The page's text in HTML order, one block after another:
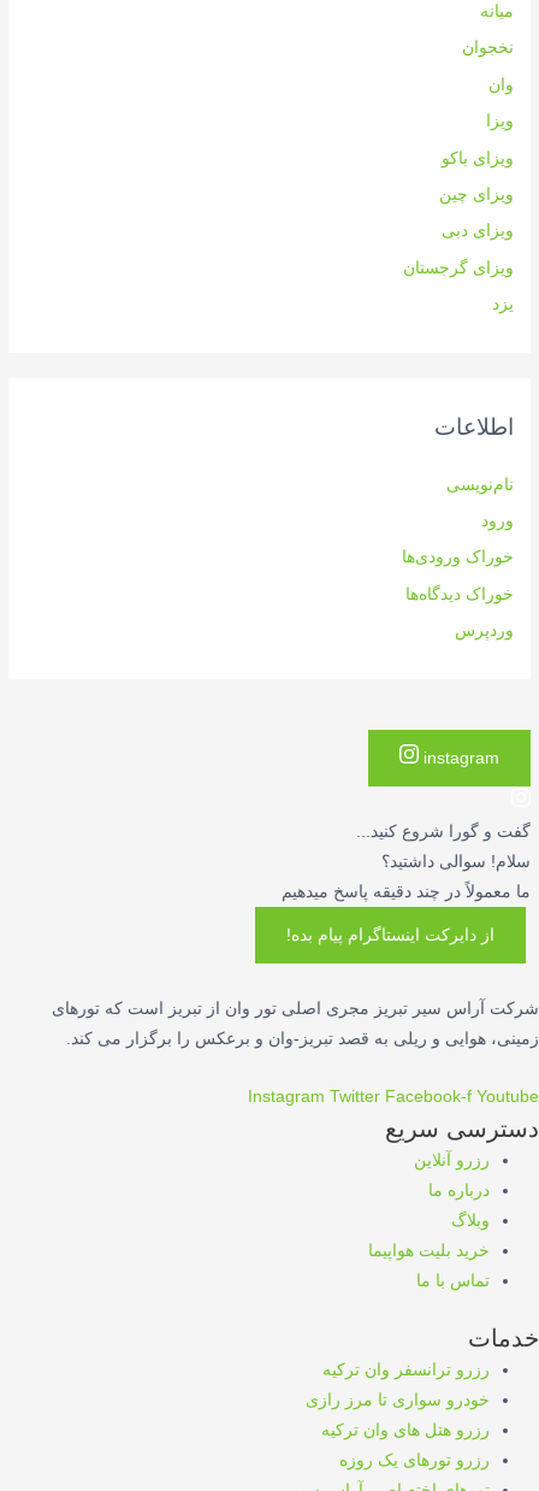
میانه
نخجوان
وان
ویزا
ویزای باکو
ویزای چین
ویزای دبی
ویزای گرجستان
یزد
اطلاعات
نام‌نویسی
ورود
خوراک ورودی‌ها
خوراک دیدگاه‌ها
وردپرس
instagram
گفت و گورا شروع کنید...
سلام! سوالی داشتید؟
ما معمولاً در چند دقیقه پاسخ میدهیم
از دایرکت اینستاگرام پیام بده!
شرکت آراس سیر تبریز مجری اصلی تور وان از تبریز است که تورهای
زمینی، هوایی و ریلی به قصد تبریز-وان و برعکس را برگزار می کند.
Instagram Twitter Facebook-f Youtube
دسترسی سریع
رزرو آنلاین
درباره ما
وبلاگ
خرید بلیت هواپیما
تماس با ما
خدمات
رزرو ترانسفر وان ترکیه
خودرو سواری تا مرز رازی
رزرو هتل های وان ترکیه
رزرو تورهای یک روزه